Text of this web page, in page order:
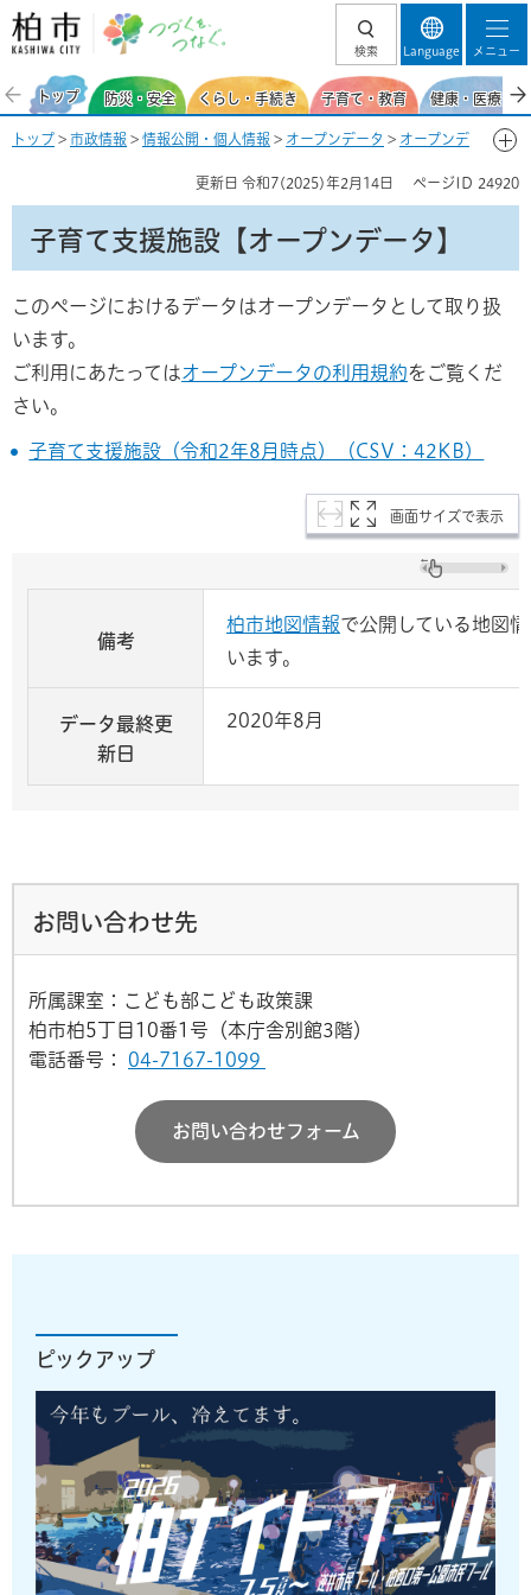
柏市 つづくを、
検索 Language メニュー
トップ 防災・安全 くらし・手続き 子育て・教育 健康・医療・
トップ > 市政情報 > 情報公開・個人情報 > オープンデータ > オープンデ
更新日 令和7(2025)年2月14日 ページID 24920
子育て支援施設【オープンデータ】
このページにおけるデータはオープンデータとして取り扱
います。
ご利用にあたってはオープンデータの利用規約をご覧くだ
さい。
子育て支援施設（令和2年8月時点）（CSV：42KB）
画面サイズで表示
備考
柏市地図情報で公開している地図
います。
データ最終更
新日
2020年8月
お問い合わせ先
所属課室：こども部こども政策課
柏市柏5丁目10番1号（本庁舎別館3階）
電話番号：
04-7167-1099
お問い合わせフォーム
ピックアップ